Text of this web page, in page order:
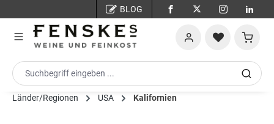
BLOG
Länder/Regionen USA Kalifornien